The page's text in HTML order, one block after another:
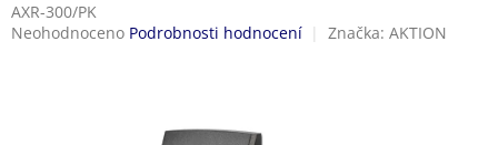
AXR-300/PK
Průměrné
Neohodnoceno Podrobnosti hodnocení Značka: AKTION